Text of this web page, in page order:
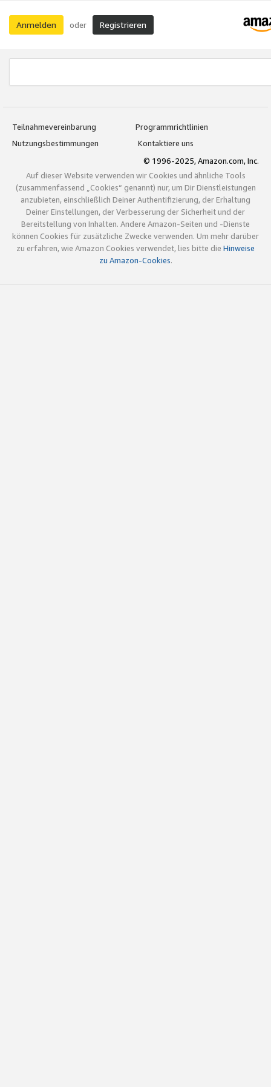
Anmelden oder Registrieren
Teilnahmevereinbarung
Programmrichtlinien
Nutzungsbestimmungen
Kontaktiere uns
© 1996-2025, Amazon.com, Inc.
Auf dieser Website verwenden wir Cookies und ähnliche Tools
(zusammenfassend „Cookies“ genannt) nur, um Dir Dienstleistungen
anzubieten, einschließlich Deiner Authentifizierung, der Erhaltung
Deiner Einstellungen, der Verbesserung der Sicherheit und der
Bereitstellung von Inhalten. Andere Amazon-Seiten und -Dienste
können Cookies für zusätzliche Zwecke verwenden. Um mehr darüber
zu erfahren, wie Amazon Cookies verwendet, lies bitte die Hinweise
zu Amazon-Cookies.